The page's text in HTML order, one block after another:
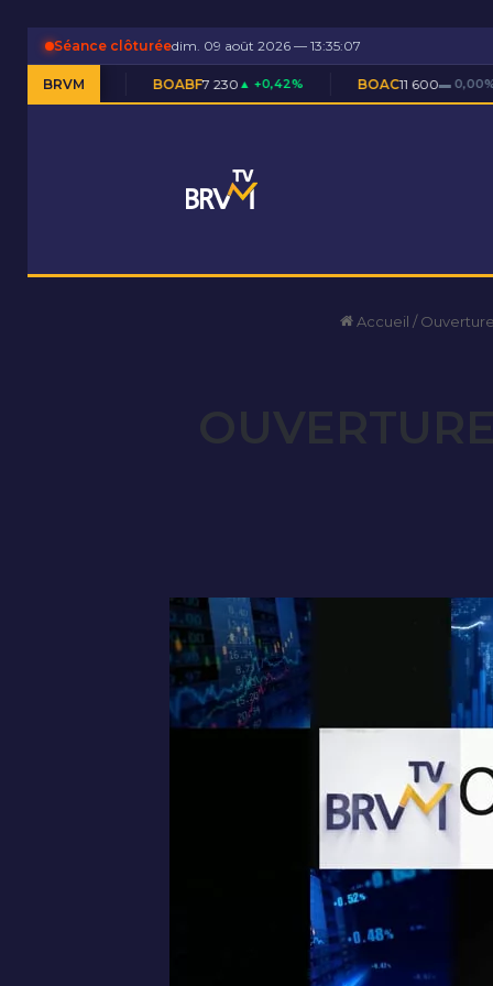
Séance clôturéedim. 09 août 2026 — 13:35:08
BRVM
BOABF ▲ +0,42% BOAC11 600 ▬ 0,00% BOAM
Accueil /